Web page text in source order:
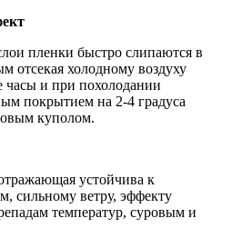
пленки быстро слипаются в
отсекая холодному воздуху
и при похолодании
покрытием на 2-4 градуса
куполом.
устойчива к
сильному ветру, эффекту
температур, суровым и